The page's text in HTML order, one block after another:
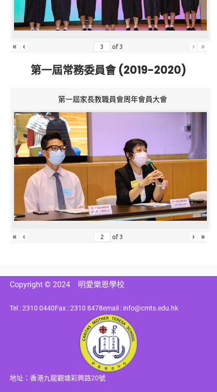
« ‹ of3 › »
第一屆常務委員會 (2019-2020)
第一屆家長教職員會周年會員大會
« ‹ of3 › »
Copyright © 2024 明愛樂恩學校
Tel : 2310 0440Fax : 2310 8478email : info@cmts.edu.hk
地址：香港九龍觀塘彩興路20號